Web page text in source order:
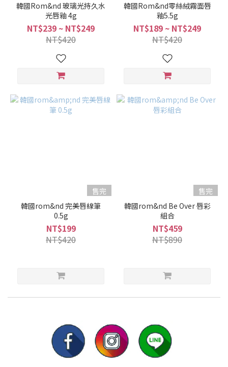
韓國Rom&nd 玻璃光持久水
光唇釉 4g
NT$239 ~ NT$249
NT$420
韓國Rom&nd零絲絨霧面唇
釉5.5g
NT$189 ~ NT$249
NT$420
售完
韓國rom&nd 完美唇線筆
0.5g
NT$199
NT$420
售完
韓國rom&nd Be Over 唇彩
組合
NT$459
NT$890